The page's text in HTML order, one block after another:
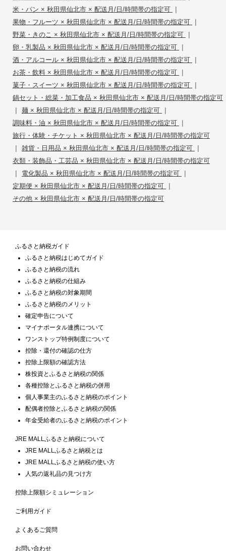
米・パン × 秋田県仙北市 × 配送月/日/時間帯の指定可 |
果物・フルーツ × 秋田県仙北市 × 配送月/日/時間帯の指定可 |
野菜・きのこ × 秋田県仙北市 × 配送月/日/時間帯の指定可 |
卵・乳製品 × 秋田県仙北市 × 配送月/日/時間帯の指定可 |
酒・アルコール × 秋田県仙北市 × 配送月/日/時間帯の指定可 |
お茶・飲料 × 秋田県仙北市 × 配送月/日/時間帯の指定可 |
菓子・スイーツ × 秋田県仙北市 × 配送月/日/時間帯の指定可 |
鍋セット・総菜・加工食品 × 秋田県仙北市 × 配送月/日/時間帯の指定可
| 麺 × 秋田県仙北市 × 配送月/日/時間帯の指定可 |
調味料・油 × 秋田県仙北市 × 配送月/日/時間帯の指定可 |
旅行・体験・チケット × 秋田県仙北市 × 配送月/日/時間帯の指定可
| 雑貨・日用品 × 秋田県仙北市 × 配送月/日/時間帯の指定可 |
衣類・装飾品・工芸品 × 秋田県仙北市 × 配送月/日/時間帯の指定可
| 電化製品 × 秋田県仙北市 × 配送月/日/時間帯の指定可 |
定期便 × 秋田県仙北市 × 配送月/日/時間帯の指定可 |
その他 × 秋田県仙北市 × 配送月/日/時間帯の指定可
ふるさと納税ガイド
ふるさと納税はじめてガイド
ふるさと納税の流れ
ふるさと納税の仕組み
ふるさと納税の対象期間
ふるさと納税のメリット
確定申告について
マイナポータル連携について
ワンストップ特例制度について
控除・還付の確認の仕方
控除上限額の確認方法
株投資とふるさと納税の関係
各種控除とふるさと納税の併用
個人事業主のふるさと納税のポイント
配偶者控除とふるさと納税の関係
年金受給者のふるさと納税のポイント
JRE MALLふるさと納税について
JRE MALLふるさと納税とは
JRE MALLふるさと納税の使い方
人気の返礼品の見つけ方
控除上限額シミュレーション
ご利用ガイド
よくあるご質問
お問い合わせ